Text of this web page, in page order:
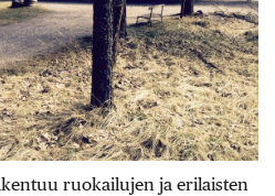
ruokailujen ja erilaisten